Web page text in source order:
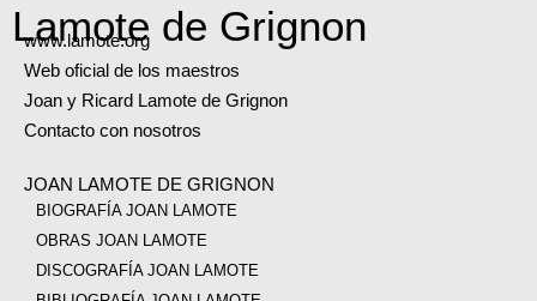
Lamote de Grignon
www.lamote.org
Web oficial de los maestros
Joan y Ricard Lamote de Grignon
Contacto con nosotros
JOAN LAMOTE DE GRIGNON
BIOGRAFÍA JOAN LAMOTE
OBRAS JOAN LAMOTE
DISCOGRAFÍA JOAN LAMOTE